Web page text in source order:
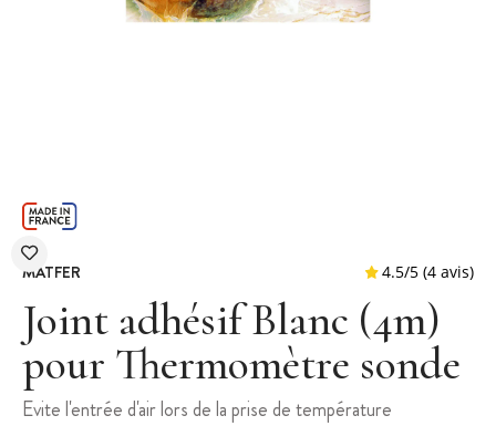
MATFER
Joint adhésif Blanc (4m)
pour Thermomètre sonde
Evite l'entrée d'air lors de la prise de température